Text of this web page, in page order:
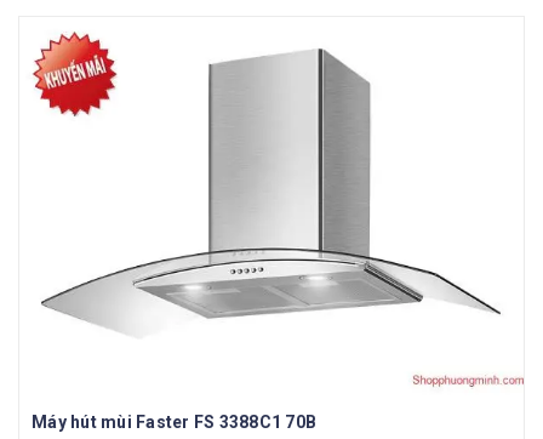
Máy hút mùi Faster FS 3388C1 70B